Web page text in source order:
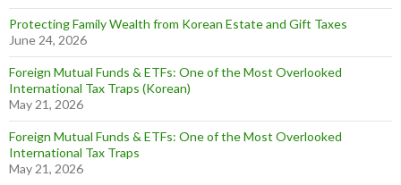
Protecting Family Wealth from Korean Estate and Gift Taxes
June 24, 2026
Foreign Mutual Funds & ETFs: One of the Most Overlooked
International Tax Traps (Korean)
May 21, 2026
Foreign Mutual Funds & ETFs: One of the Most Overlooked
International Tax Traps
May 21, 2026